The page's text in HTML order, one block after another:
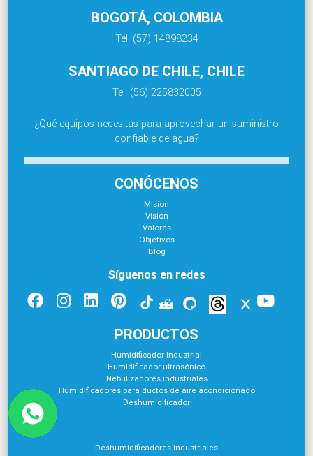
BOGOTÁ, COLOMBIA
Tel. (57) 14898234
SANTIAGO DE CHILE, CHILE
Tel. (56) 225832005
¿Qué equipos necesitas para aprovechar un suministro
confiable de agua?
CONÓCENOS
Mision
Vision
Valores
Objetivos
Blog
Síguenos en redes
PRODUCTOS
Humidificador industrial
Humidificador ultrasónico
Nebulizadores industriales
Humidificadores para ductos de aire acondicionado
Deshumidificador
Deshumidificadores industriales